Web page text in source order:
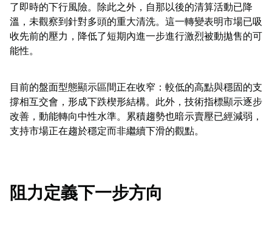
了即時的下行風險。除此之外，自那以後的清算活動已降
溫，未觀察到針對多頭的重大清洗。這一轉變表明市場已吸
收先前的壓力，降低了短期內進一步進行激烈被動拋售的可
能性。
目前的盤面型態顯示區間正在收窄：較低的高點與穩固的支
撐相互交會，形成下跌楔形結構。此外，技術指標顯示逐步
改善，動能轉向中性水準。累積趨勢也暗示賣壓已經減弱，
支持市場正在趨於穩定而非繼續下滑的觀點。
阻力定義下一步方向